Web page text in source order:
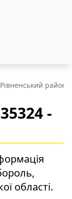
Рівненський район
-
області.